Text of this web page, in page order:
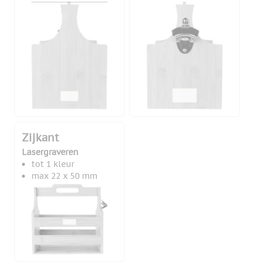
Zijkant
Lasergraveren
tot 1 kleur
max 22 x 50 mm